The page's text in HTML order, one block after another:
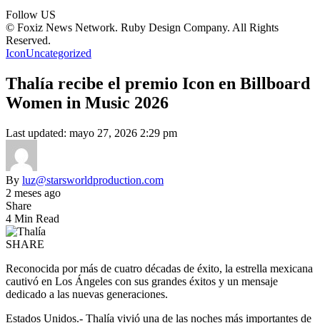
Follow US
© Foxiz News Network. Ruby Design Company. All Rights
Reserved.
IconUncategorized
Thalía recibe el premio Icon en Billboard
Women in Music 2026
Last updated: mayo 27, 2026 2:29 pm
By luz@starsworldproduction.com
2 meses ago
Share
4 Min Read
SHARE
Reconocida por más de cuatro décadas de éxito, la estrella mexicana
cautivó en Los Ángeles con sus grandes éxitos y un mensaje
dedicado a las nuevas generaciones.
Estados Unidos.- Thalía vivió una de las noches más importantes de